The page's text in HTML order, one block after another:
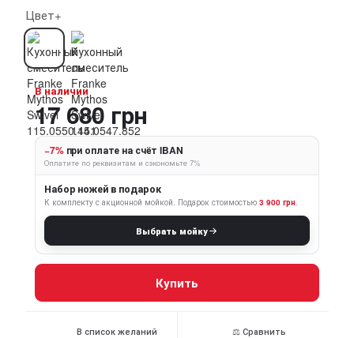
Цвет+
В наличии
17 680 грн
−7% при оплате на счёт IBAN
Оплатите по реквизитам и сэкономьте 7%
Набор ножей в подарок
К комплекту с акционной мойкой. Подарок стоимостью 3 900 грн.
Выбрать мойку
Купить
В список желаний ⚖ Сравнить